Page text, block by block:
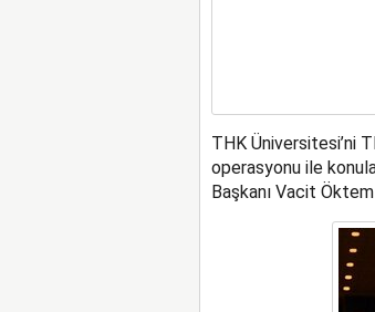
THK Üniversitesi’ni
operasyonu ile
Başkanı Vacit